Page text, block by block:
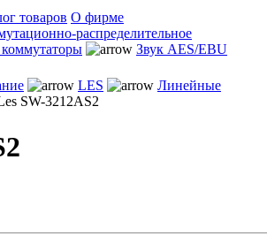
товаров О фирме
распределительное
Звук AES/EBU
LES
Линейные
SW-3212AS2